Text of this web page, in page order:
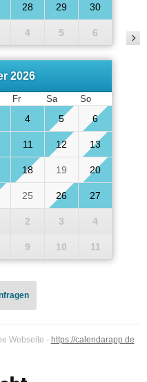
28 29 30
4 5 6
2026
Fr Sa So
4 5 6
11 12 13
18 19 20
25 26 27
2 3 4
9 10 11
Webseite - https://calendarapp.de